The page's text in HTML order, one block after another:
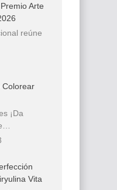
Arte
reúne
Colorear
¡Da
Vita